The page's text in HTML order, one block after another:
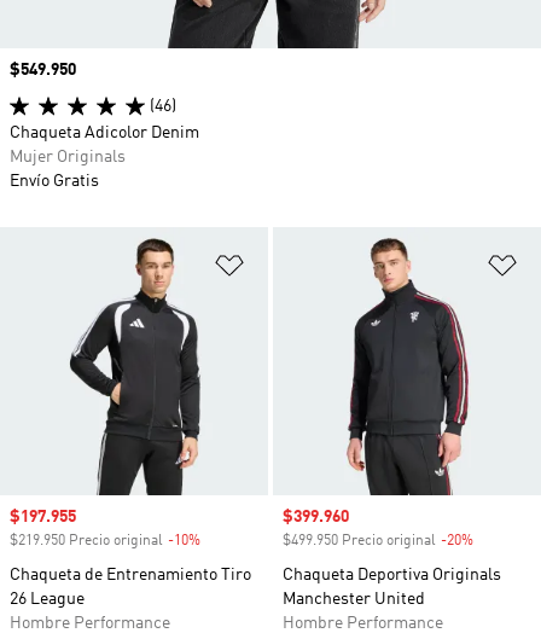
Añadir a la lista de deseos
Precio de venta
$197.955
$219.950 Precio original -10%
Chaqueta de Entrenamiento Tiro
26 League
Hombre Performance
Precio de venta
$399.960
$499.950 Precio original -20%
Chaqueta Deportiva Originals
Manchester United
Hombre Performance
Precio
$549.950
(46)
Chaqueta Adicolor Denim
Mujer Originals
Envío Gratis